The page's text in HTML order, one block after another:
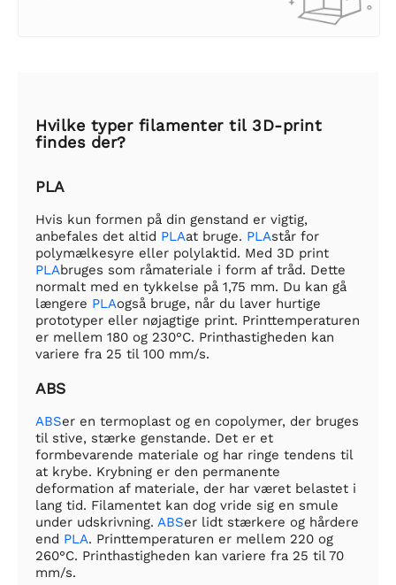
Hvilke typer filamenter til 3D-print
findes der?
PLA
Hvis kun formen på din genstand er vigtig,
anbefales det altid PLAat bruge. PLAstår for
polymælkesyre eller polylaktid. Med 3D print
PLAbruges som råmateriale i form af tråd. Dette
normalt med en tykkelse på 1,75 mm. Du kan gå
længere PLAogså bruge, når du laver hurtige
prototyper eller nøjagtige print. Printtemperaturen
er mellem 180 og 230°C. Printhastigheden kan
variere fra 25 til 100 mm/s.
ABS
ABSer en termoplast og en copolymer, der bruges
til stive, stærke genstande. Det er et
formbevarende materiale og har ringe tendens til
at krybe. Krybning er den permanente
deformation af materiale, der har været belastet i
lang tid. Filamentet kan dog vride sig en smule
under udskrivning. ABSer lidt stærkere og hårdere
end PLA. Printtemperaturen er mellem 220 og
260°C. Printhastigheden kan variere fra 25 til 70
mm/s.